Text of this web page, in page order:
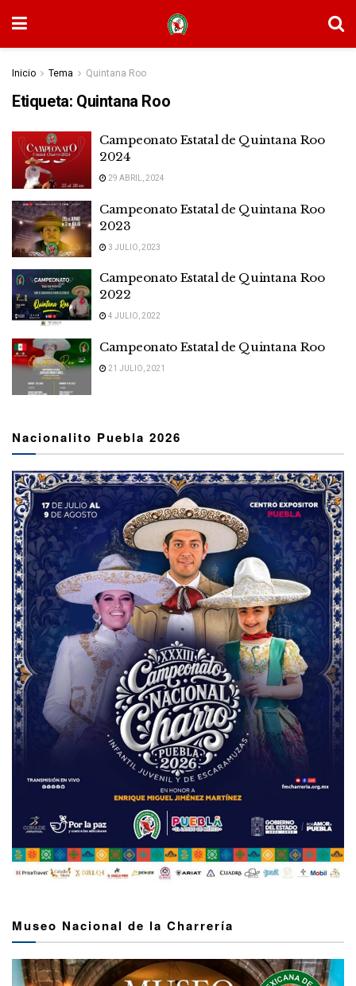
Inicio Tema Quintana Roo
Etiqueta: Quintana Roo
Campeonato Estatal de Quintana Roo
2024
29 ABRIL, 2024
Campeonato Estatal de Quintana Roo
2023
3 JULIO, 2023
Campeonato Estatal de Quintana Roo
2022
4 JULIO, 2022
Campeonato Estatal de Quintana Roo
21 JULIO, 2021
Nacionalito Puebla 2026
Museo Nacional de la Charrería